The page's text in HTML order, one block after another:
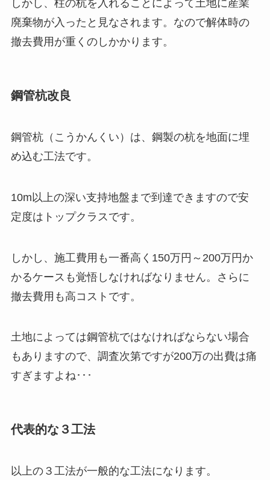
しかし、柱の杭を入れることによって土地に産業
廃棄物が入ったと見なされます。なので解体時の
撤去費用が重くのしかかります。
鋼管杭改良
鋼管杭（こうかんくい）は、鋼製の杭を地面に埋
め込む工法です。
10m以上の深い支持地盤まで到達できますので安
定度はトップクラスです。
しかし、施工費用も一番高く150万円～200万円か
かるケースも覚悟しなければなりません。さらに
撤去費用も高コストです。
土地によっては鋼管杭ではなければならない場合
もありますので、調査次第ですが200万の出費は痛
すぎますよね･･･
代表的な３工法
以上の３工法が一般的な工法になります。